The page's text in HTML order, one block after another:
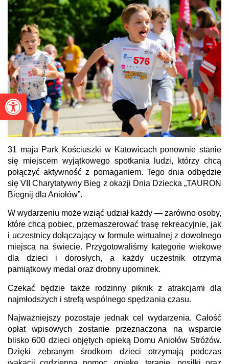
Otwórz pasek narzędzi
31 maja Park Kościuszki w Katowicach ponownie stanie
się miejscem wyjątkowego spotkania ludzi, którzy chcą
połączyć aktywność z pomaganiem. Tego dnia odbędzie
się VII Charytatywny Bieg z okazji Dnia Dziecka „TAURON
Biegnij dla Aniołów”.
W wydarzeniu może wziąć udział każdy — zarówno osoby,
które chcą pobiec, przemaszerować trasę rekreacyjnie, jak
i uczestnicy dołączający w formule wirtualnej z dowolnego
miejsca na świecie. Przygotowaliśmy kategorie wiekowe
dla dzieci i dorosłych, a każdy uczestnik otrzyma
pamiątkowy medal oraz drobny upominek.
Czekać będzie także rodzinny piknik z atrakcjami dla
najmłodszych i strefą wspólnego spędzania czasu.
Najważniejszy pozostaje jednak cel wydarzenia. Całość
opłat wpisowych zostanie przeznaczona na wsparcie
blisko 600 dzieci objętych opieką Domu Aniołów Stróżów.
Dzięki zebranym środkom dzieci otrzymają podczas